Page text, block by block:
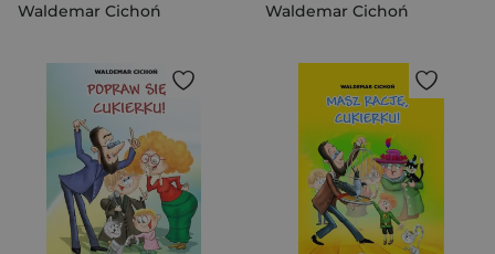
Waldemar Cichoń
Waldemar Cichoń